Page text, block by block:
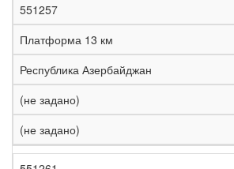
551257
Платформа 13 км
Республика Азербайджан
(не задано)
(не задано)